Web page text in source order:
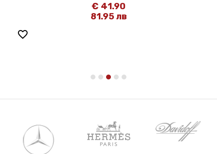
favorite_border
€ 41.90
81.95 лв